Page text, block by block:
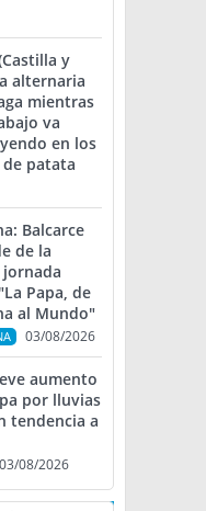
y
alternaria
mientras
va
en los
patata
Balcarce
de la
Papa, de
al Mundo"
03/08/2026
aumento
por lluvias
tendencia a
03/08/2026